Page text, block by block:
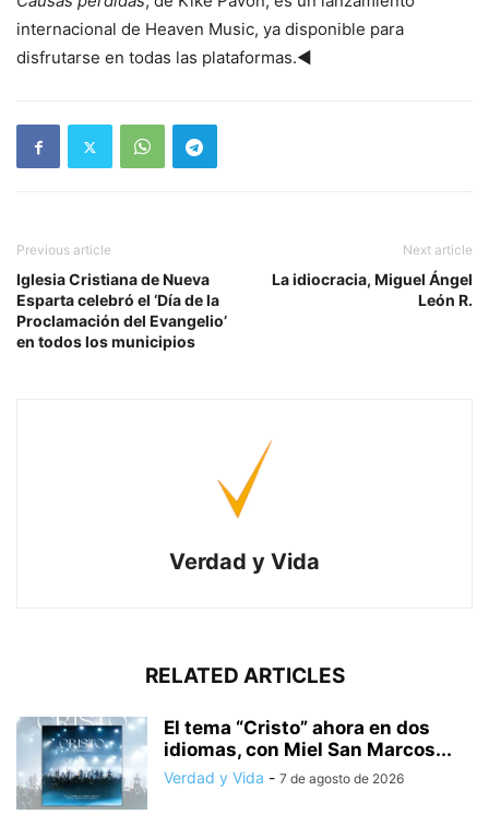
internacional de Heaven Music, ya disponible para
disfrutarse en todas las plataformas.◄
Previous article
Iglesia Cristiana de Nueva
Esparta celebró el ‘Día de la
Proclamación del Evangelio’
en todos los municipios
Next article
La idiocracia, Miguel Ángel
León R.
Verdad y Vida
RELATED ARTICLES
El tema “Cristo” ahora en dos
idiomas, con Miel San Marcos...
Verdad y Vida - 7 de agosto de 2026